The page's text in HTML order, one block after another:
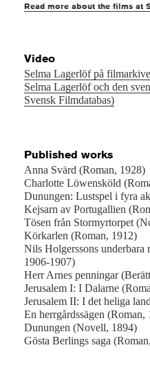
Read more about the films at
Video
Selma Lagerlöf på
Selma Lagerlöf och den
Svensk Filmdatabas)
Published works
Anna Svärd (Roman, 1928)
Charlotte Löwensköld
Dunungen: Lustspel i fyra
Kejsarn av Portugallien
Tösen från Stormyrtorpet
Körkarlen (Roman, 1912)
Nils Holgerssons underbara
1906-1907)
Herr Arnes penningar
Jerusalem I: I Dalarne
Jerusalem II: I det heliga
En herrgårdssägen (Roman,
Dunungen (Novell, 1894)
Gösta Berlings saga